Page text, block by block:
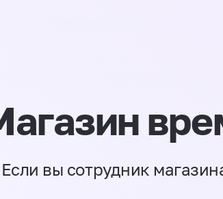
Если вы сотрудник